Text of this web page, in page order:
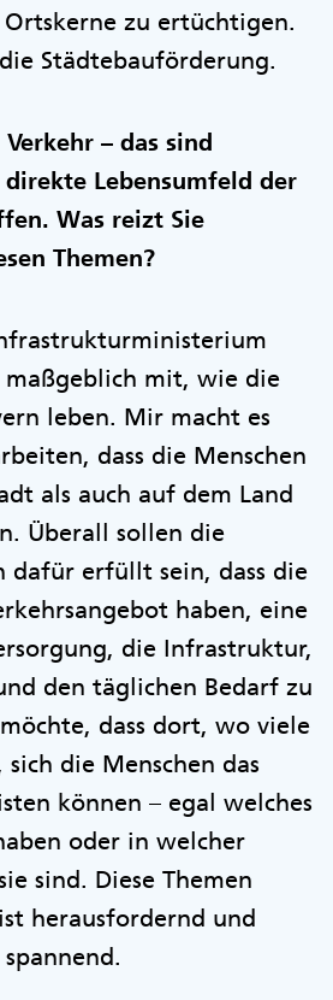
zu ertüchtigen.
Städtebauförderung.
– das sind
direkte Lebensumfeld der
Was reizt Sie
Themen?
maßgeblich mit, wie die
leben. Mir macht es
dass die Menschen
als auch auf dem Land
Überall sollen die
dafür erfüllt sein, dass die
haben, eine
die Infrastruktur,
den täglichen Bedarf zu
dass dort, wo viele
die Menschen das
können – egal welches
oder in welcher
sind. Diese Themen
herausfordernd und